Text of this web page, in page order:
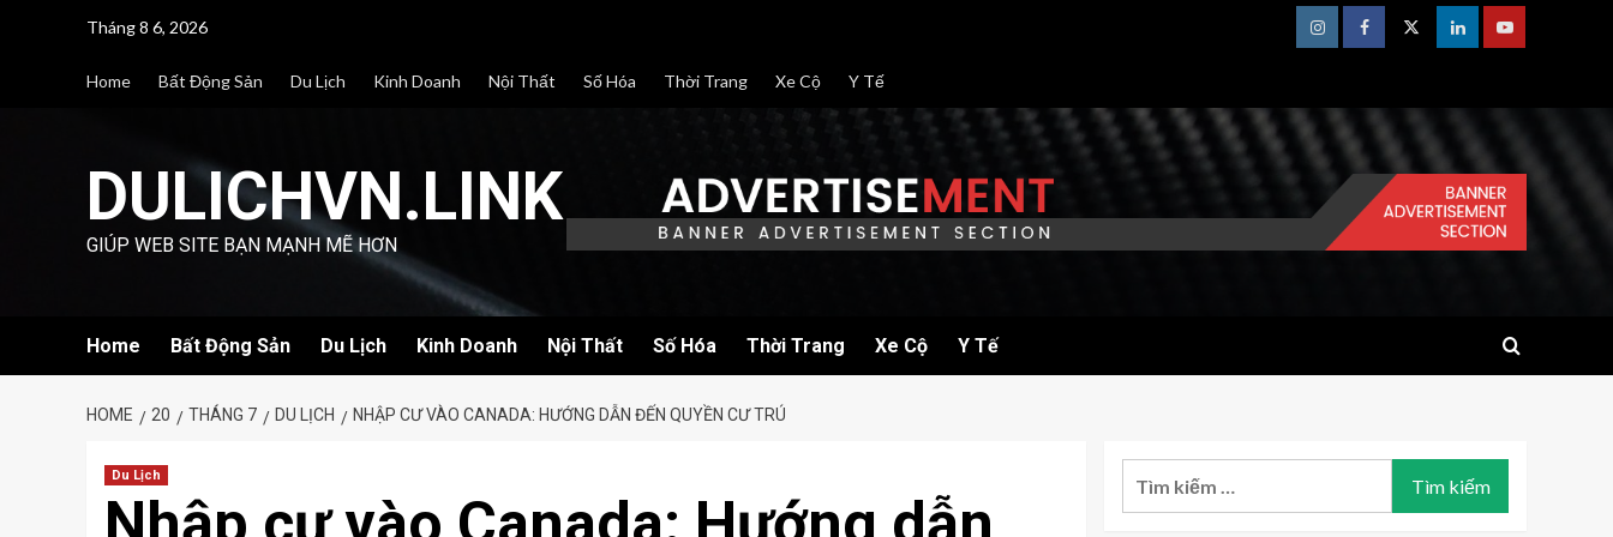
Tháng 8 6, 2026
Home Bất Động Sản Du Lịch Kinh Doanh Nội Thất Số Hóa Thời Trang Xe Cộ Y Tế
InstagramFacebookTwitterLinkedinYoutube
DULICHVN.LINK
GIÚP WEB SITE BẠN MẠNH MẼ HƠN
Home Bất Động Sản Du Lịch Kinh Doanh Nội Thất Số Hóa Thời Trang Xe Cộ Y Tế
HOME 20 THÁNG 7 DU LỊCH NHẬP CƯ VÀO CANADA: HƯỚNG DẪN ĐẾN QUYỀN CƯ TRÚ
Du Lịch